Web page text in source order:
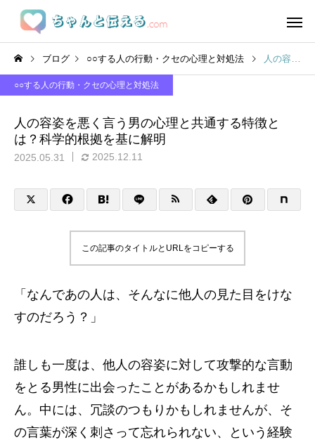
ブログ ○○する人の行動・クセの心理と対処法 人の容姿を悪く言う男の心理と共通する特徴とは？科学的根拠を基に解明
○○する人の行動・クセの心理と対処法
人の容姿を悪く言う男の心理と共通する特徴と
は？科学的根拠を基に解明
2025.05.31 2025.12.11
この記事のタイトルとURLをコピーする
「なんであの人は、そんなに他人の見た目をけな
すのだろう？」
誰しも一度は、他人の容姿に対して攻撃的な言動
をとる男性に出会ったことがあるかもしれませ
ん。中には、冗談のつもりかもしれませんが、そ
の言葉が深く刺さって忘れられない、という経験